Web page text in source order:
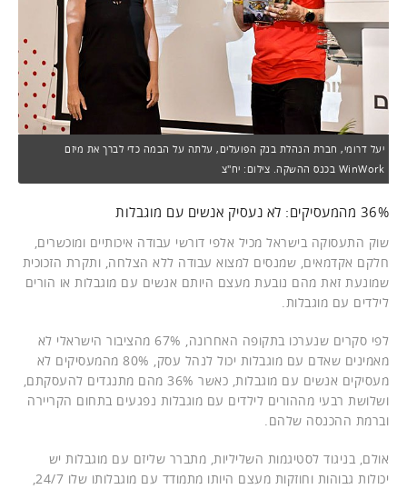
יעל דרומי, חברת הנהלת בנק הפועלים, עלתה על הבמה כדי לברך את מיזם
WinWork בכנס ההשקה. צילום: יח"צ
36% מהמעסיקים: לא נעסיק אנשים עם מוגבלות
שוק התעסוקה בישראל מכיל אלפי דורשי עבודה איכותיים ומוכשרים,
חלקם אקדמאים, שמנסים למצוא עבודה ללא הצלחה, ותקרת הזכוכית
שמונעת זאת מהם נובעת מעצם היותם אנשים עם מוגבלות או הורים
לילדים עם מוגבלות.
לפי סקרים שנערכו בתקופה האחרונה, 67% מהציבור הישראלי לא
מאמינים שאדם עם מוגבלות יכול לנהל עסק, 80% מהמעסיקים לא
מעסיקים אנשים עם מוגבלות, כאשר 36% מהם מתנגדים להעסקתם,
ושלושת רבעי מההורים לילדים עם מוגבלות נפגעים בתחום הקריירה
וברמת ההכנסה שלהם.
אולם, בניגוד לסטיגמות השליליות, מתברר שליזם עם מוגבלות יש
יכולות גבוהות וחוזקות מעצם היותו מתמודד עם מוגבלותו שלו 24/7,